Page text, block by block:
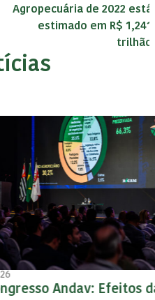
Agropecuária de 2022 está
estimado em R$ 1,241
trilhão
da Recuperação